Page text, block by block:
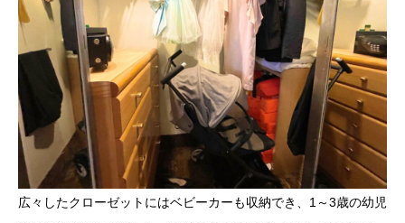
広々したクローゼットにはベビーカーも収納でき、1～3歳の幼児